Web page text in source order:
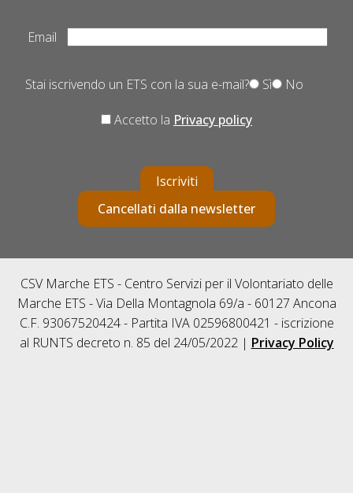
Email
Stai iscrivendo un ETS con la sua e-mail? Sì No
Accetto la Privacy policy
Iscriviti
Cancellati dalla newsletter
CSV Marche ETS - Centro Servizi per il Volontariato delle
Marche ETS - Via Della Montagnola 69/a - 60127 Ancona
C.F. 93067520424 - Partita IVA 02596800421 - iscrizione
al RUNTS decreto n. 85 del 24/05/2022 | Privacy Policy